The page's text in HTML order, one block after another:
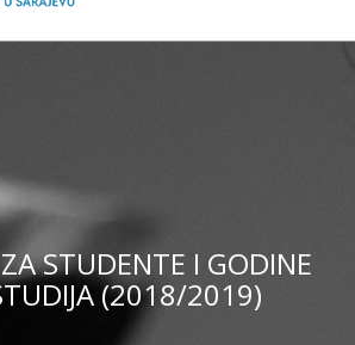
STUDENTE I GODINE
(2018/2019)